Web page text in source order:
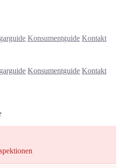
Konsumentguide Kontakt
Konsumentguide Kontakt